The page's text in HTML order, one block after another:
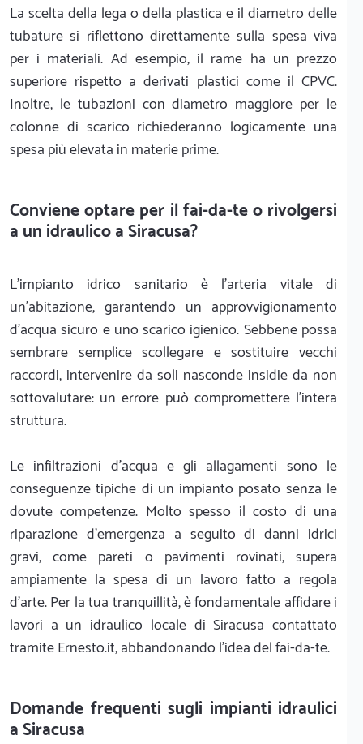
La scelta della lega o della plastica e il diametro delle
tubature si riflettono direttamente sulla spesa viva
per i materiali. Ad esempio, il rame ha un prezzo
superiore rispetto a derivati plastici come il CPVC.
Inoltre, le tubazioni con diametro maggiore per le
colonne di scarico richiederanno logicamente una
spesa più elevata in materie prime.
Conviene optare per il fai-da-te o rivolgersi
a un idraulico a Siracusa?
L'impianto idrico sanitario è l'arteria vitale di
un'abitazione, garantendo un approvvigionamento
d'acqua sicuro e uno scarico igienico. Sebbene possa
sembrare semplice scollegare e sostituire vecchi
raccordi, intervenire da soli nasconde insidie da non
sottovalutare: un errore può compromettere l'intera
struttura.
Le infiltrazioni d'acqua e gli allagamenti sono le
conseguenze tipiche di un impianto posato senza le
dovute competenze. Molto spesso il costo di una
riparazione d'emergenza a seguito di danni idrici
gravi, come pareti o pavimenti rovinati, supera
ampiamente la spesa di un lavoro fatto a regola
d'arte. Per la tua tranquillità, è fondamentale affidare i
lavori a un idraulico locale di Siracusa contattato
tramite Ernesto.it, abbandonando l'idea del fai-da-te.
Domande frequenti sugli impianti idraulici
a Siracusa